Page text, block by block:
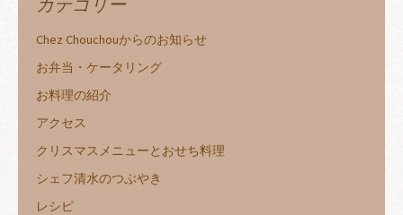
Chez Chouchouからのお知らせ
お弁当・ケータリング
お料理の紹介
アクセス
クリスマスメニューとおせち料理
シェフ清水のつぶやき
レシピ